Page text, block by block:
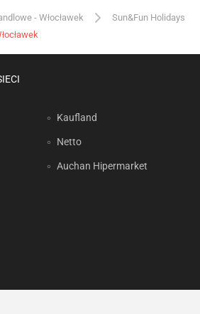
- Włocławek
Sun&Fun Holidays
Kaufland
Netto
Auchan Hipermarket